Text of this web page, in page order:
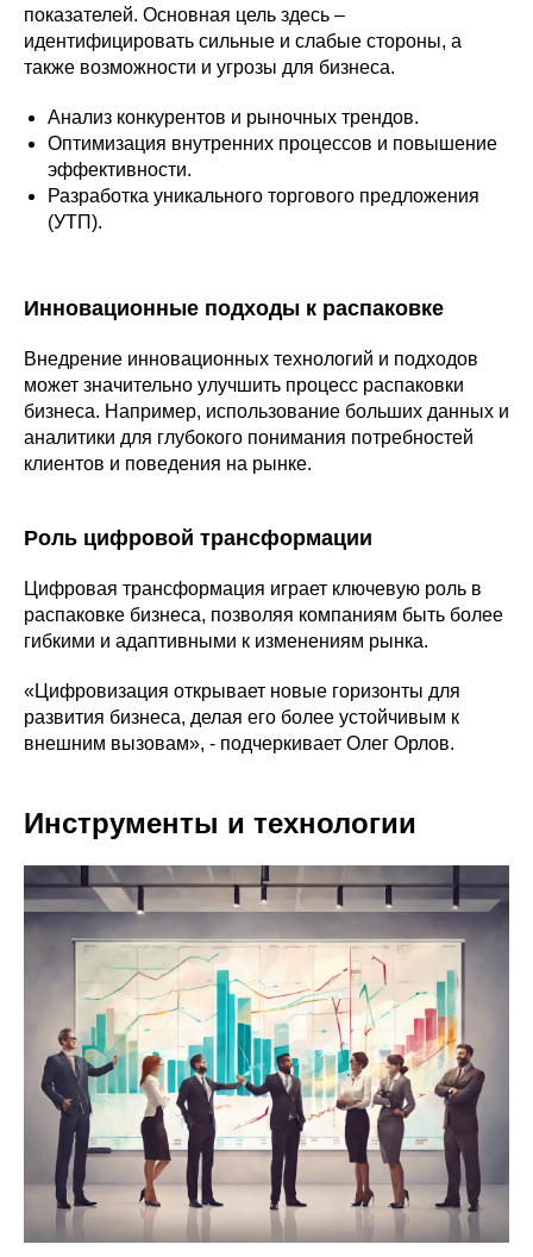
показателей. Основная цель здесь –
идентифицировать сильные и слабые стороны, а
также возможности и угрозы для бизнеса.
Анализ конкурентов и рыночных трендов.
Оптимизация внутренних процессов и повышение
эффективности.
Разработка уникального торгового предложения
(УТП).
Инновационные подходы к распаковке
Внедрение инновационных технологий и подходов
может значительно улучшить процесс распаковки
бизнеса. Например, использование больших данных и
аналитики для глубокого понимания потребностей
клиентов и поведения на рынке.
Роль цифровой трансформации
Цифровая трансформация играет ключевую роль в
распаковке бизнеса, позволяя компаниям быть более
гибкими и адаптивными к изменениям рынка.
«Цифровизация открывает новые горизонты для
развития бизнеса, делая его более устойчивым к
внешним вызовам», - подчеркивает Олег Орлов.
Инструменты и технологии